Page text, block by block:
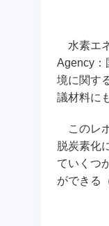
水素エ
Agency：
境に関す
議材料に
このレ
脱炭素化
ていくつ
ができる